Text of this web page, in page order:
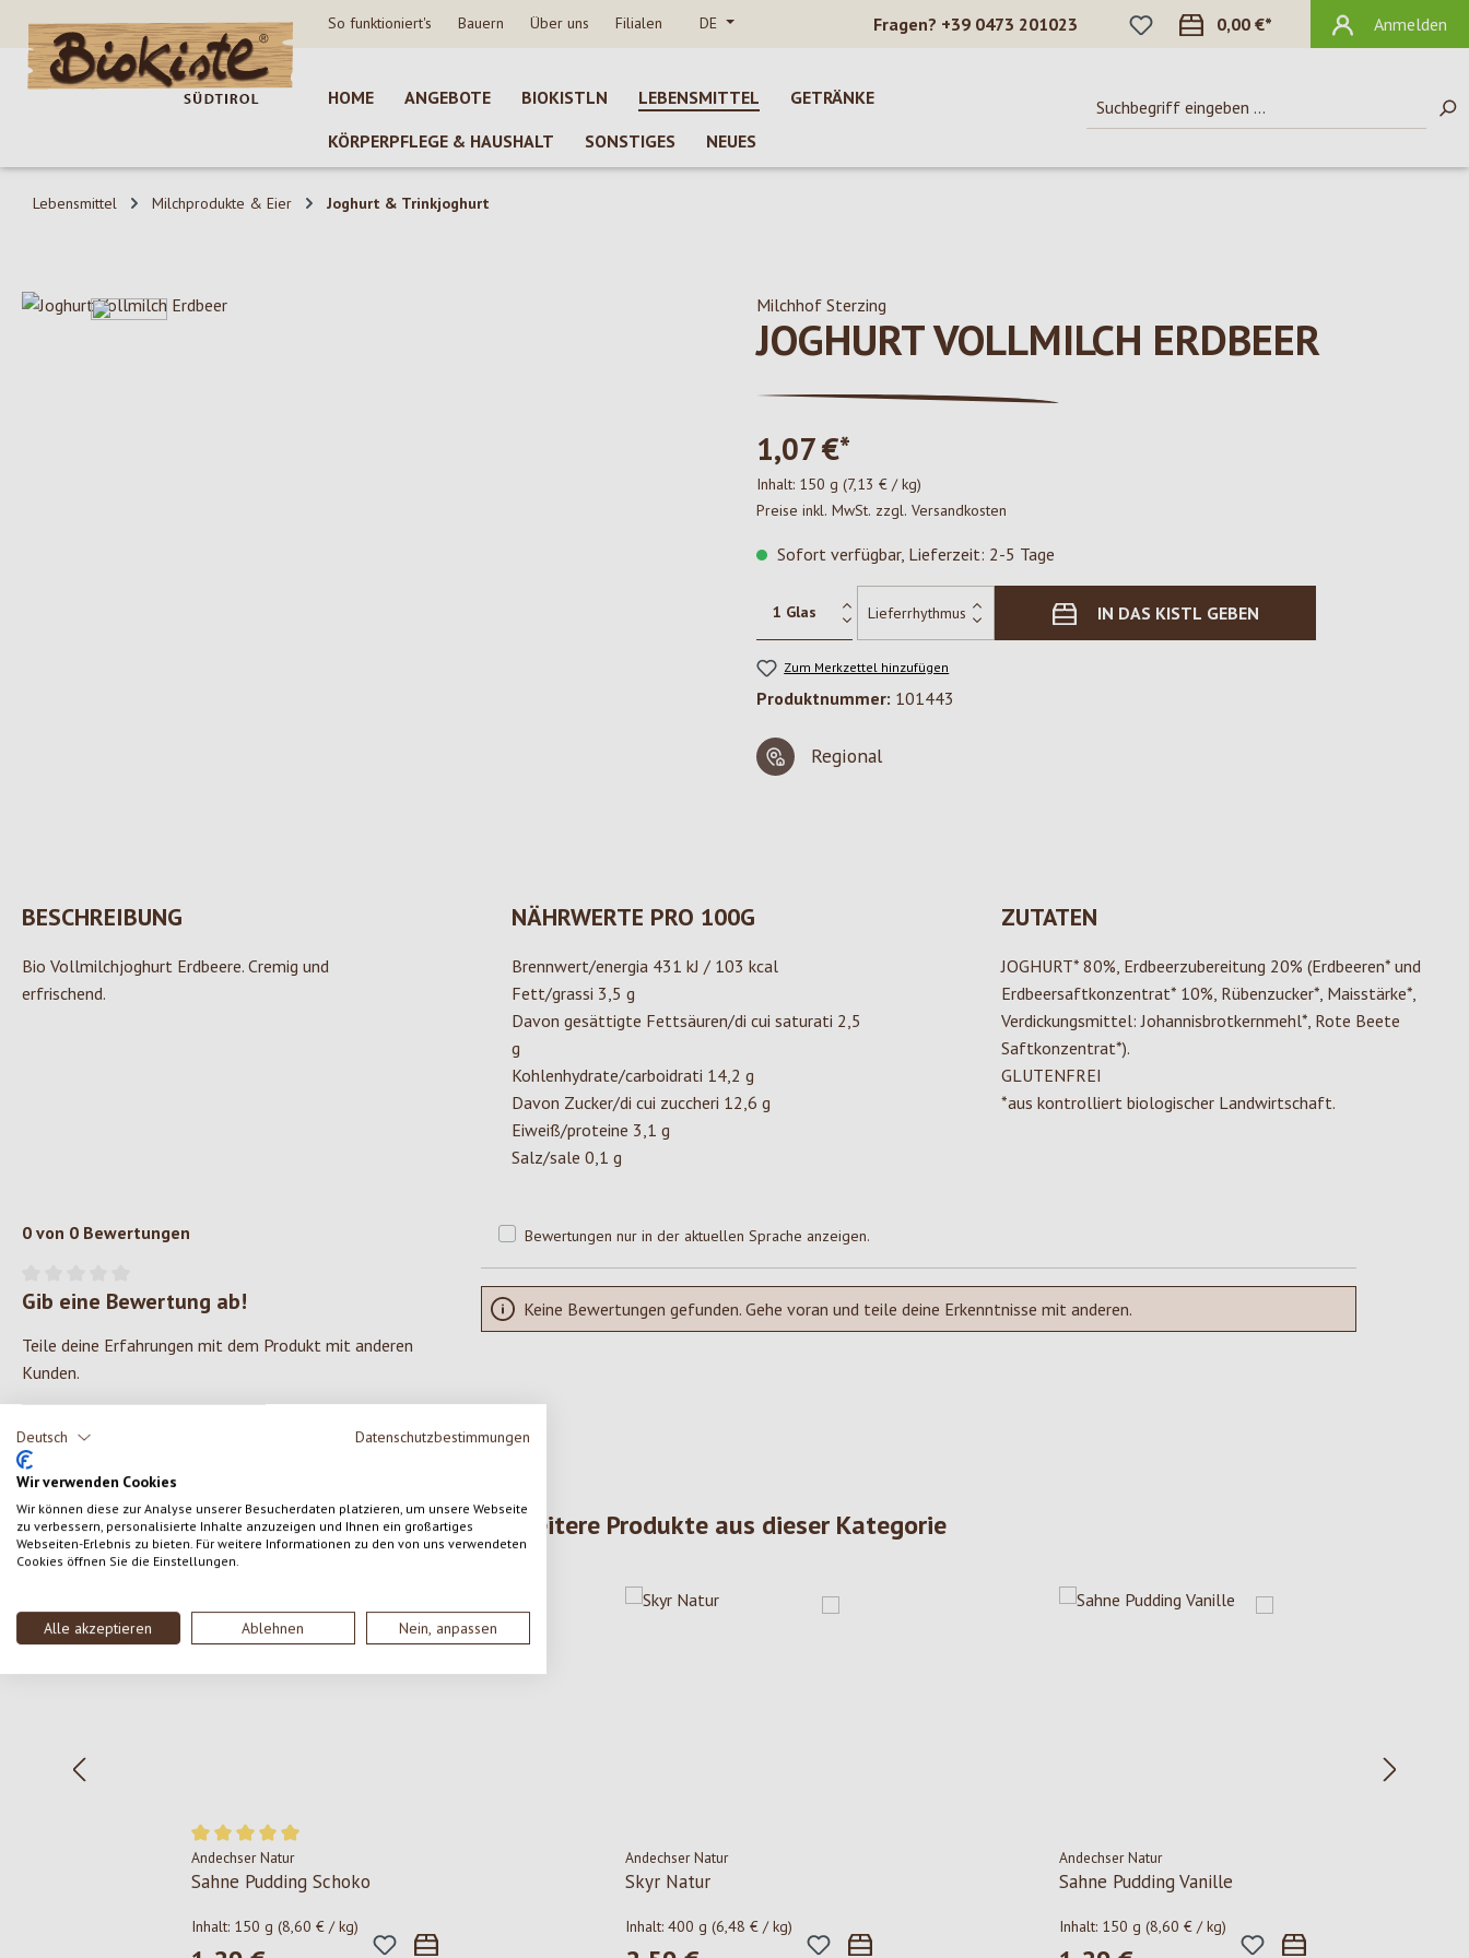
Deutsch Datenschutzbestimmungen
Wir verwenden Cookies
Wir können diese zur Analyse unserer Besucherdaten platzieren, um unsere Webseite
zu verbessern, personalisierte Inhalte anzuzeigen und Ihnen ein großartiges
Webseiten-Erlebnis zu bieten. Für weitere Informationen zu den von uns verwendeten
Cookies öffnen Sie die Einstellungen.
Alle akzeptieren Ablehnen Nein, anpassen
Hauptinhalt springen
Zur Suche springen
Zur Hauptnavigation springen So funktioniert's Bauern Über uns Filialen DE Fragen? +39 0473 201023
DU HAST 0 PRODUKTE AUF DEM
0,00 €* Anmelden
HOME ANGEBOTE BIOKISTLN LEBENSMITTEL
GETRÄNKE
KÖRPERPFLEGE & HAUSHALT
SONSTIGES NEUES
Lebensmittel Milchprodukte & Eier Joghurt & Trinkjoghurt
Bildergalerie überspringen Milchhof Sterzing
JOGHURT VOLLMILCH ERDBEER
1,07 €*
Inhalt: 150 g (7,13 € / kg)
Preise inkl. MwSt. zzgl. Versandkosten
Sofort verfügbar, Lieferzeit: 2-5 Tage
IN DAS KISTL GEBEN
Zum Merkzettel hinzufügen
Produktnummer: 101443
Regional
BESCHREIBUNG
Bio Vollmilchjoghurt Erdbeere. Cremig und
erfrischend.
NÄHRWERTE PRO 100G
Brennwert/energia 431 kJ / 103 kcal
Fett/grassi 3,5 g
Davon gesättigte Fettsäuren/di cui saturati 2,5
g
Kohlenhydrate/carboidrati 14,2 g
Davon Zucker/di cui zuccheri 12,6 g
Eiweiß/proteine 3,1 g
Salz/sale 0,1 g
ZUTATEN
JOGHURT* 80%, Erdbeerzubereitung 20% (Erdbeeren* und
Erdbeersaftkonzentrat* 10%, Rübenzucker*, Maisstärke*,
Verdickungsmittel: Johannisbrotkernmehl*, Rote Beete
Saftkonzentrat*).
GLUTENFREI
*aus kontrolliert biologischer Landwirtschaft.
0 von 0 Bewertungen
Durchschnittliche Bewertung von 0 von 5 Sternen
Gib eine Bewertung ab!
Teile deine Erfahrungen mit dem Produkt mit anderen
Kunden.
SCHREIBE EINE BEWERTUNG
Bewertungen nur in der aktuellen Sprache anzeigen.
Keine Bewertungen gefunden. Gehe voran und teile deine Erkenntnisse mit anderen.
Weitere Produkte aus dieser Kategorie
Produktgalerie überspringen
Durchschnittliche Bewertung von 5 von 5 Sternen
Andechser Natur
Sahne Pudding Schoko
Inhalt: 150 g(8,60 € / kg)
Andechser Natur
Skyr Natur
Inhalt: 400 g (6,48 € / kg)
Andechser Natur
Sahne Pudding Vanille
Inhalt: 150 g (8,60 € / kg)